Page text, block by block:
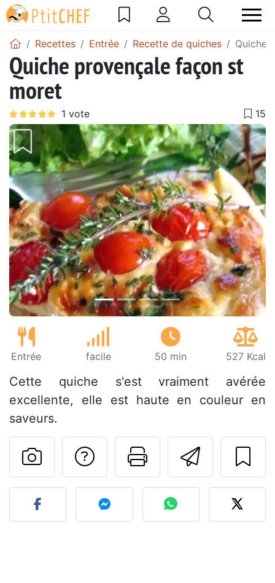
Recettes Entrée Recette de quiches Quiche
Quiche provençale façon st
moret
Précédent
Entrée facile 50 min 527 Kcal
Cette quiche s'est vraiment avérée
excellente, elle est haute en couleur en
saveurs.
Imprimer
Poser une
Publier votre photo de